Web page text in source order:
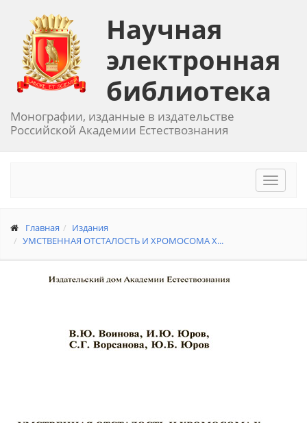
Научная
электронная
библиотека
Монографии, изданные в издательстве
Российской Академии Естествознания
Toggle
Главная
Издания
УМСТВЕННАЯ ОТСТАЛОСТЬ И ХРОМОСОМА Х...